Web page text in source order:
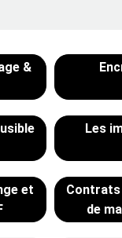
&
Les
et
Contrats
de